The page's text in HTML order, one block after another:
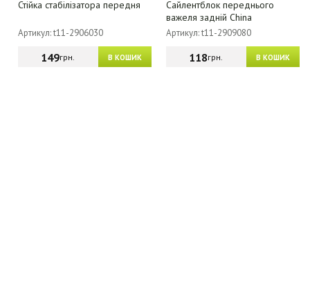
Стійка стабілізатора передня
Артикул: t11-2906030
В КОШИК
149грн.
Сайлентблок переднього
важеля задній China
Артикул: t11-2909080
В КОШИК
118грн.